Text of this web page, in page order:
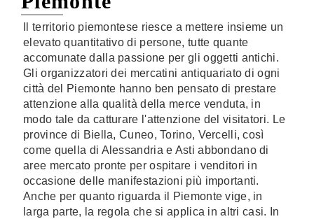
Il territorio piemontese riesce a mettere insieme un
elevato quantitativo di persone, tutte quante
accomunate dalla passione per gli oggetti antichi.
Gli organizzatori dei mercatini antiquariato di ogni
città del Piemonte hanno ben pensato di prestare
attenzione alla qualità della merce venduta, in
modo tale da catturare l'attenzione del visitatori. Le
province di Biella, Cuneo, Torino, Vercelli, così
come quella di Alessandria e Asti abbondano di
aree mercato pronte per ospitare i venditori in
occasione delle manifestazioni più importanti.
Anche per quanto riguarda il Piemonte vige, in
larga parte, la regola che si applica in altri casi. In